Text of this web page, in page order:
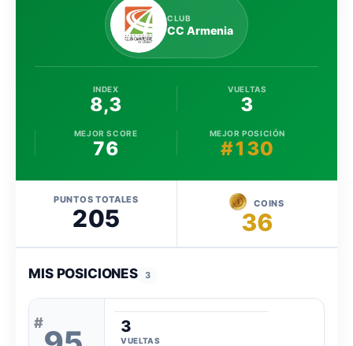
CLUB
CC Armenia
INDEX
8,3
VUELTAS
3
MEJOR SCORE
76
MEJOR POSICIÓN
#130
PUNTOS TOTALES
205
COINS
36
MIS POSICIONES 3
# 3
VUELTAS